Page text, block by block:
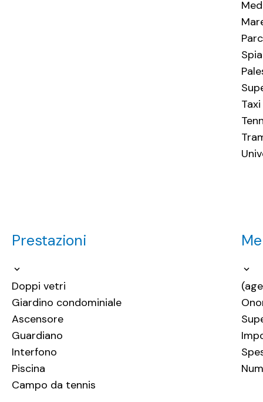
Taxi
Prestazioni
Doppi vetri
Giardino condominiale
Ascensore
Guardiano
Interfono
Piscina
Campo da tennis